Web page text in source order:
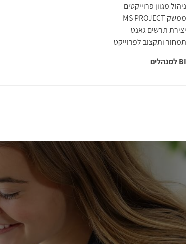
ניהול מגוון פרוייקטים
ממשק MS PROJECT
יצירת תרשים גאנט
תמחור ותקצוב לפרוייקט